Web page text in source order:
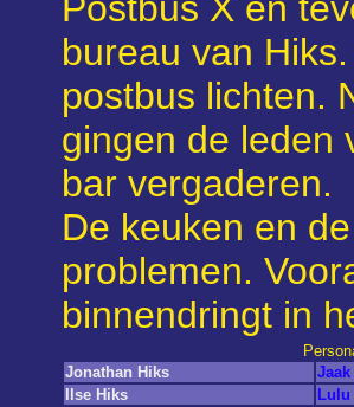
bureau van
postbus lichten.
gingen de leden
bar vergaderen.
De keuken en
problemen.
binnendringt in
Jonathan Hiks
Ilse Hiks
Lulu